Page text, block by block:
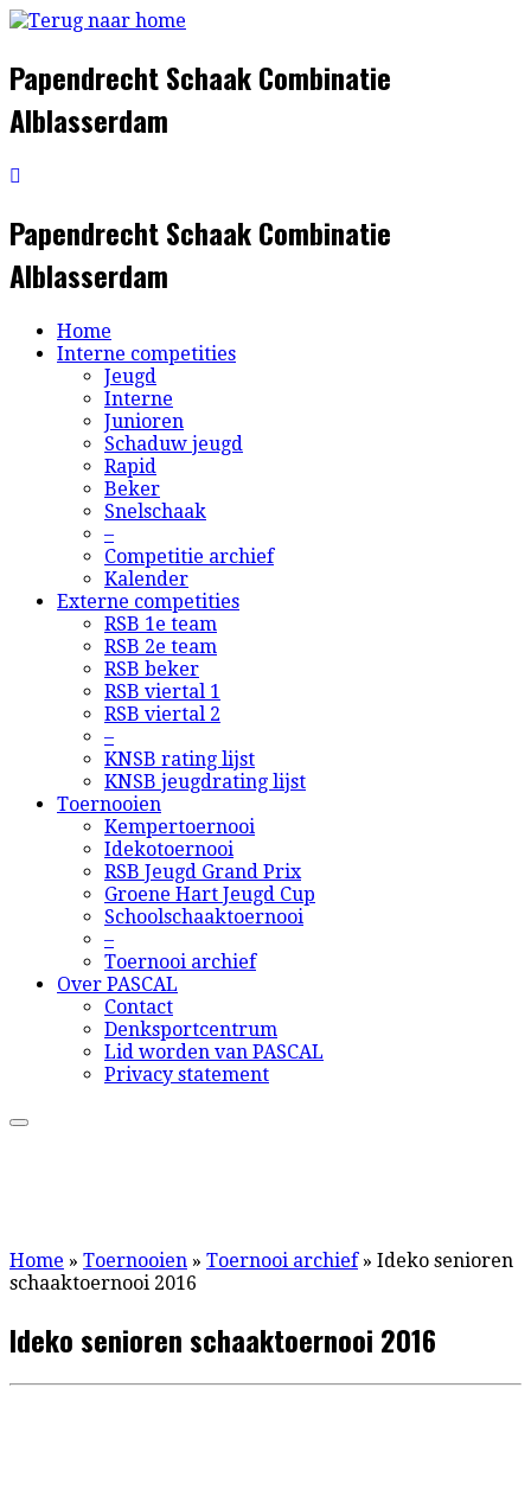
Ga
inhoud
Papendrecht Schaak Combinatie
Alblasserdam
Papendrecht Schaak Combinatie
Alblasserdam
Home
Interne competities
Jeugd
Interne
Junioren
Schaduw jeugd
Rapid
Beker
Snelschaak
–
Competitie archief
Kalender
Externe competities
RSB 1e team
RSB 2e team
RSB beker
RSB viertal 1
RSB viertal 2
–
KNSB rating lijst
KNSB jeugdrating lijst
Toernooien
Kempertoernooi
Idekotoernooi
RSB Jeugd Grand Prix
Groene Hart Jeugd Cup
Schoolschaaktoernooi
–
Toernooi archief
Over PASCAL
Contact
Denksportcentrum
Lid worden van PASCAL
Privacy statement
Home » Toernooien » Toernooi archief » Ideko senioren
schaaktoernooi 2016
Ideko senioren schaaktoernooi 2016